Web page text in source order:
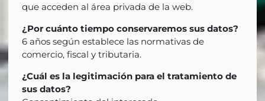
que acceden al área privada de la web.
¿Por cuánto tiempo conservaremos sus datos?
6 años según establece las normativas de
comercio, fiscal y tributaria.
¿Cuál es la legitimación para el tratamiento de
sus datos?